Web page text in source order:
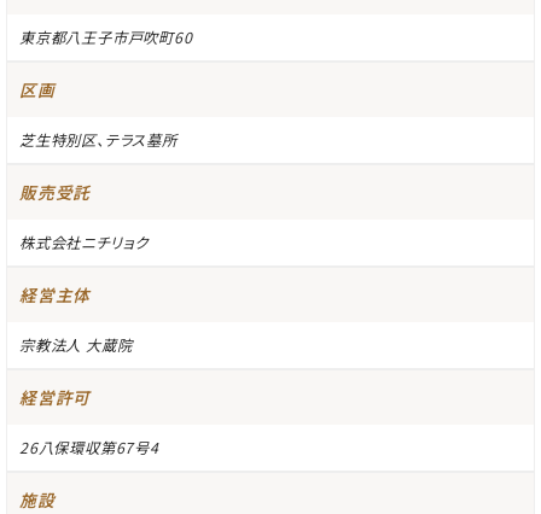
東京都八王子市戸吹町60
区画
芝生特別区、テラス墓所
販売受託
株式会社ニチリョク
経営主体
宗教法人 大蔵院
経営許可
26八保環収第67号4
施設